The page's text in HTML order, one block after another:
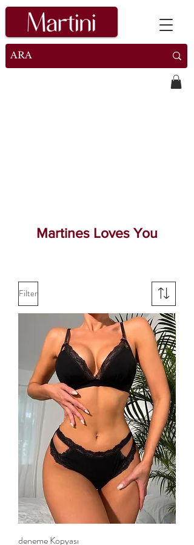
Martines Loves You
Filter
deneme Kopyası